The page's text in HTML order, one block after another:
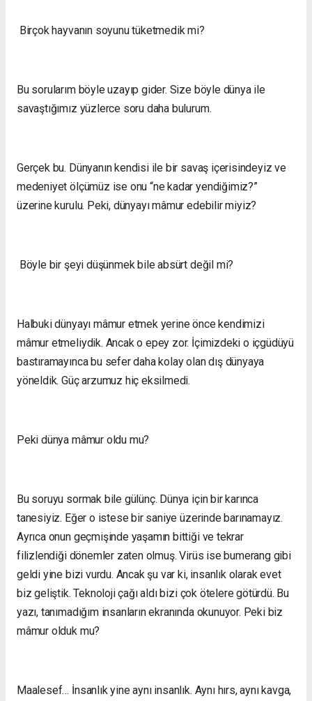
Birçok hayvanın soyunu tüketmedik mi?
Bu sorularım böyle uzayıp gider. Size böyle dünya ile
savaştığımız yüzlerce soru daha bulurum.
Gerçek bu. Dünyanın kendisi ile bir savaş içerisindeyiz ve
medeniyet ölçümüz ise onu “ne kadar yendiğimiz?”
üzerine kurulu. Peki, dünyayı mâmur edebilir miyiz?
Böyle bir şeyi düşünmek bile absürt değil mi?
Halbuki dünyayı mâmur etmek yerine önce kendimizi
mâmur etmeliydik. Ancak o epey zor. İçimizdeki o içgüdüyü
bastıramayınca bu sefer daha kolay olan dış dünyaya
yöneldik. Güç arzumuz hiç eksilmedi.
Peki dünya mâmur oldu mu?
Bu soruyu sormak bile gülünç. Dünya için bir karınca
tanesiyiz. Eğer o istese bir saniye üzerinde barınamayız.
Ayrıca onun geçmişinde yaşamın bittiği ve tekrar
filizlendiği dönemler zaten olmuş. Virüs ise bumerang gibi
geldi yine bizi vurdu. Ancak şu var ki, insanlık olarak evet
biz geliştik. Teknoloji çağı aldı bizi çok ötelere götürdü. Bu
yazı, tanımadığım insanların ekranında okunuyor. Peki biz
mâmur olduk mu?
Maalesef… İnsanlık yine aynı insanlık. Aynı hırs, aynı kavga,